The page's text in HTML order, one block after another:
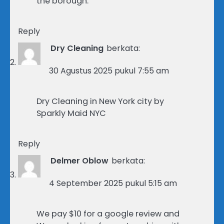
Reply
Dry Cleaning berkata:
30 Agustus 2025 pukul 7:55 am
Dry Cleaning in New York city by
Sparkly Maid NYC
Reply
Delmer Oblow berkata:
4 September 2025 pukul 5:15 am
We pay $10 for a google review and